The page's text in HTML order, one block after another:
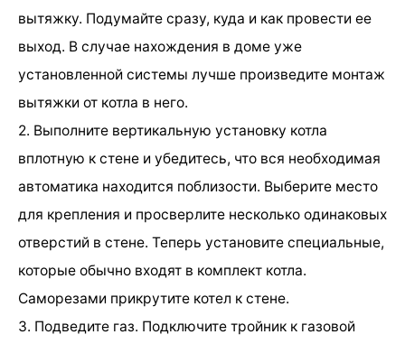
вытяжку. Подумайте сразу, куда и как провести ее
выход. В случае нахождения в доме уже
установленной системы лучше произведите монтаж
вытяжки от котла в него.
2. Выполните вертикальную установку котла
вплотную к стене и убедитесь, что вся необходимая
автоматика находится поблизости. Выберите место
для крепления и просверлите несколько одинаковых
отверстий в стене. Теперь установите специальные,
которые обычно входят в комплект котла.
Саморезами прикрутите котел к стене.
3. Подведите газ. Подключите тройник к газовой